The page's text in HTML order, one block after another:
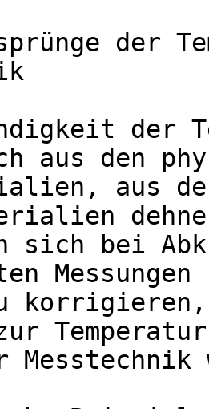
der
der
aus den
aus
sich bei
korrigieren,